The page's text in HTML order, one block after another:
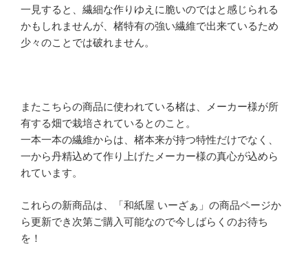
一見すると、繊細な作りゆえに脆いのではと感じられる
かもしれませんが、楮特有の強い繊維で出来ているため
少々のことでは破れません。
またこちらの商品に使われている楮は、メーカー様が所
有する畑で栽培されているとのこと。
一本一本の繊維からは、楮本来が持つ特性だけでなく、
一から丹精込めて作り上げたメーカー様の真心が込めら
れています。
これらの新商品は、「和紙屋 いーざぁ」の商品ページか
ら更新でき次第ご購入可能なので今しばらくのお待ち
を！